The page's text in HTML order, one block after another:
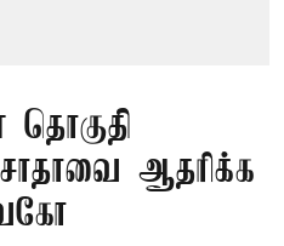
தொகுதி
ஆதரிக்க